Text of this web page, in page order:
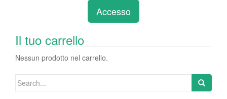
o
o
k
n
e
st
bl
r
di
t
Accesso
Il tuo carrello
Nessun prodotto nel carrello.
Search